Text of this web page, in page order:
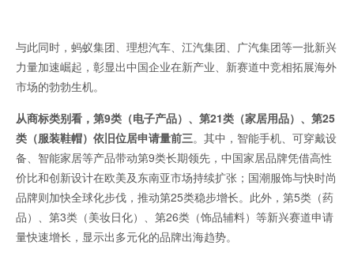
与此同时，蚂蚁集团、理想汽车、江汽集团、广汽集团等一批新兴
力量加速崛起，彰显出中国企业在新产业、新赛道中竞相拓展海外
市场的勃勃生机。
从商标类别看，第9类（电子产品）、第21类（家居用品）、第25
类（服装鞋帽）依旧位居申请量前三。其中，智能手机、可穿戴设
备、智能家居等产品带动第9类长期领先，中国家居品牌凭借高性
价比和创新设计在欧美及东南亚市场持续扩张；国潮服饰与快时尚
品牌则加快全球化步伐，推动第25类稳步增长。此外，第5类（药
品）、第3类（美妆日化）、第26类（饰品辅料）等新兴赛道申请
量快速增长，显示出多元化的品牌出海趋势。